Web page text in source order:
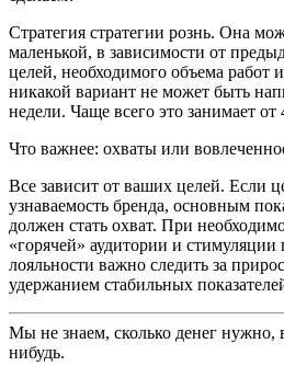
Стратегия стратегии рознь. Она
маленькой, в зависимости от
целей, необходимого объема работ
никакой вариант не может быть
недели. Чаще всего это занимает от
Что важнее: охваты или
Все зависит от ваших целей. Если
узнаваемость бренда, основным
должен стать охват. При
«горячей» аудитории и
лояльности важно следить за
удержанием стабильных
Мы не знаем, сколько денег нужно,
нибудь.